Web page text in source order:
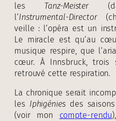
les Tanz-Meister
l’Instrumental-Director
veille : l’opéra est un
Le miracle est qu’au
musique respire, que
cœur. À Innsbruck, trois
retrouvé cette respiration.
La chronique serait
les Iphigéniesdes saisons
(voir mon compte-rendu